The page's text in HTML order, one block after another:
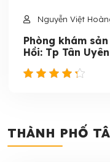
Nguyễn Việt
Phòng khám
Hồi: Tp Tân Uyên
THÀNH PHỐ